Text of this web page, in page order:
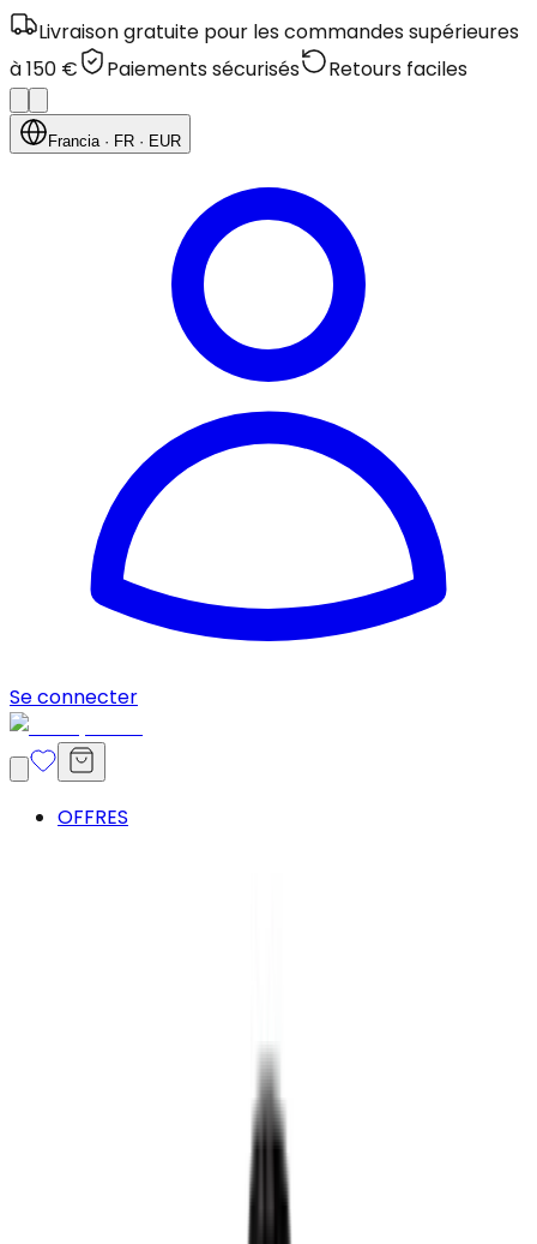
Livraison gratuite pour les commandes supérieures
à 150 €
Paiements sécurisés Retours faciles
Francia· FR · EUR
Se connecter
OFFRES